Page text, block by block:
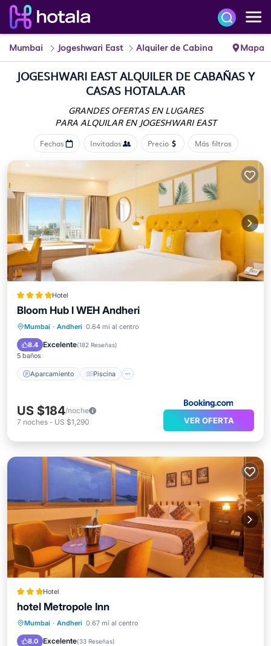
Mumbai Jogeshwari East Alquiler de Cabina Mapa
JOGESHWARI EAST ALQUILER DE CABAÑAS Y
CASAS HOTALA.AR
GRANDES OFERTAS EN LUGARES
PARA ALQUILAR EN JOGESHWARI EAST
Fechas Invitados Precio Más filtros
Hotel
Bloom Hub l WEH Andheri
Mumbai · Andheri 0.64 mi al centro
8.4 Excelente(182 Reseñas)
5 baños
Aparcamiento Piscina
Aparcamiento
Piscina
Balcón/Terraza
US $184/noche
7 noches - US $1,290 VER OFERTA
Hotel
hotel Metropole Inn
Mumbai · Andheri 0.67 mi al centro
8.0 Excelente(33 Reseñas)
Desayuno
Cocina
Aire acondicionado